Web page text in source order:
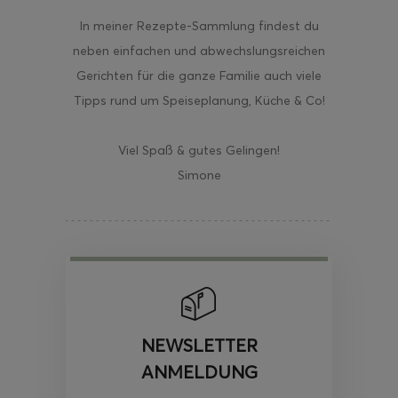
In meiner Rezepte-Sammlung findest du
neben einfachen und abwechslungsreichen
Gerichten für die ganze Familie auch viele
Tipps rund um Speiseplanung, Küche & Co!
Viel Spaß & gutes Gelingen!
Simone
NEWSLETTER
ANMELDUNG